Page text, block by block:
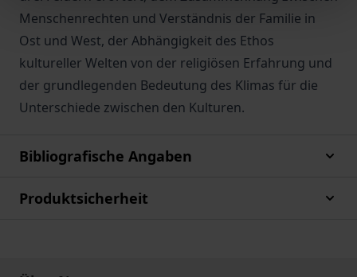
Menschenrechten und Verständnis der Familie in
Ost und West, der Abhängigkeit des Ethos
kultureller Welten von der religiösen Erfahrung und
der grundlegenden Bedeutung des Klimas für die
Unterschiede zwischen den Kulturen.
Bibliografische Angaben
Produktsicherheit